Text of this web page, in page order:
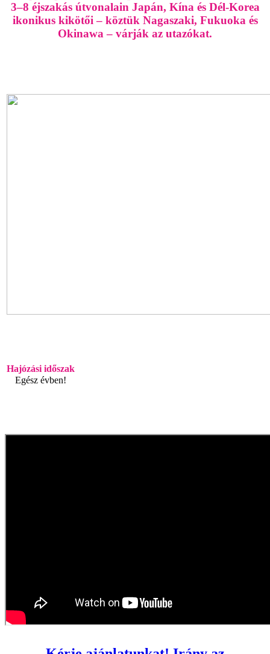
3–8 éjszakás útvonalain Japán, Kína és Dél-Korea
ikonikus kikötői – köztük Nagaszaki, Fukuoka és
Okinawa – várják az utazókat.
Hajózási időszak
Egész évben!